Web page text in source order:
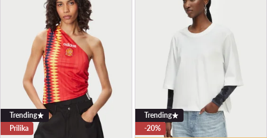
Trending
Prilika
Trending
-20%